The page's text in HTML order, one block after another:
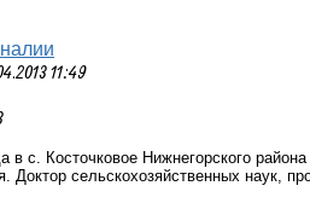
11:49
в с. Косточковое Нижнегорского
Доктор сельскохозяйственных наук,